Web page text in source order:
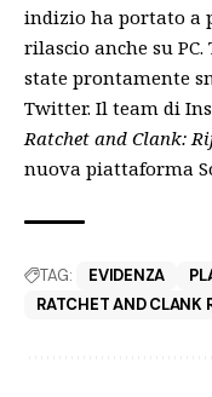
indizio ha portato a
rilascio anche su PC.
state prontamente
Twitter. Il team di
Ratchet and Clank:
nuova piattaforma
TAG: EVIDENZA
RATCHET AND CLANK